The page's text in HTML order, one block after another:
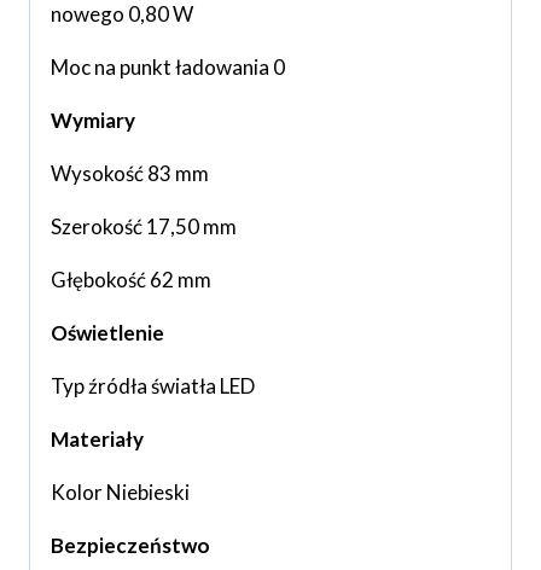
nowego 0,80 W
Moc na punkt ładowania 0
Wymiary
Wysokość 83 mm
Szerokość 17,50 mm
Głębokość 62 mm
Oświetlenie
Typ źródła światła LED
Materiały
Kolor Niebieski
Bezpieczeństwo